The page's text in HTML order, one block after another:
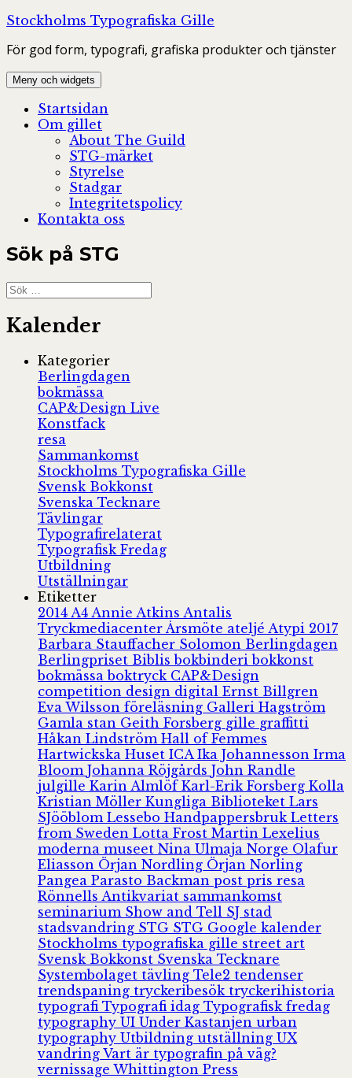
Hoppa
innehåll
Stockholms Typografiska Gille
För god form, typografi, grafiska produkter och tjänster
Meny och widgets
Startsidan
Om gillet
About The Guild
STG-märket
Styrelse
Stadgar
Integritetspolicy
Kontakta oss
Sök på STG
Sök
efter:
Kalender
Kategorier
Berlingdagen
bokmässa
CAP&Design Live
Konstfack
resa
Sammankomst
Stockholms Typografiska Gille
Svensk Bokkonst
Svenska Tecknare
Tävlingar
Typografirelaterat
Typografisk Fredag
Utbildning
Utställningar
Etiketter
2014 A4 Annie Atkins Antalis
Tryckmediacenter Årsmöte ateljé Atypi 2017
Barbara Stauffacher Solomon Berlingdagen
Berlingpriset Biblisbokbinderibokkonst
bokmässaboktryck CAP&Design
competition design digital Ernst Billgren
Eva Wilsson föreläsning Galleri Hagström
Gamla stan Geith Forsberg gille graffitti
Håkan Lindström Hall of Femmes
Hartwickska Huset ICA Ika Johannesson Irma
Bloom Johanna Röjgårds John Randle
julgille Karin Almlöf Karl-Erik Forsberg Kolla
Kristian Möller Kungliga Biblioteket Lars
SJööblom Lessebo Handpappersbruk Letters
from Sweden Lotta Frost Martin Lexelius
moderna museet Nina Ulmaja Norge Olafur
Eliasson Örjan Nordling Örjan Norling
Pangea Parasto Backman post pris resa
Rönnells Antikvariat sammankomst
seminarium Show and Tell SJ stad
stadsvandring STG STG Google kalender
Stockholms typografiska gille street art
Svensk Bokkonst Svenska Tecknare
Systembolaget tävling Tele2 tendenser
trendspaning tryckeribesök tryckerihistoria
typografi Typografi idag Typografisk fredag
typography UI Under Kastanjen urban
typography Utbildning utställning UX
vandring Vart är typografin på väg?
vernissage Whittington Press